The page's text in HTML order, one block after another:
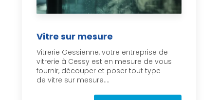
Vitre sur mesure
Vitrerie Gessienne, votre entreprise de
vitrerie à Cessy est en mesure de vous
fournir, découper et poser tout type
de vitre sur mesure....